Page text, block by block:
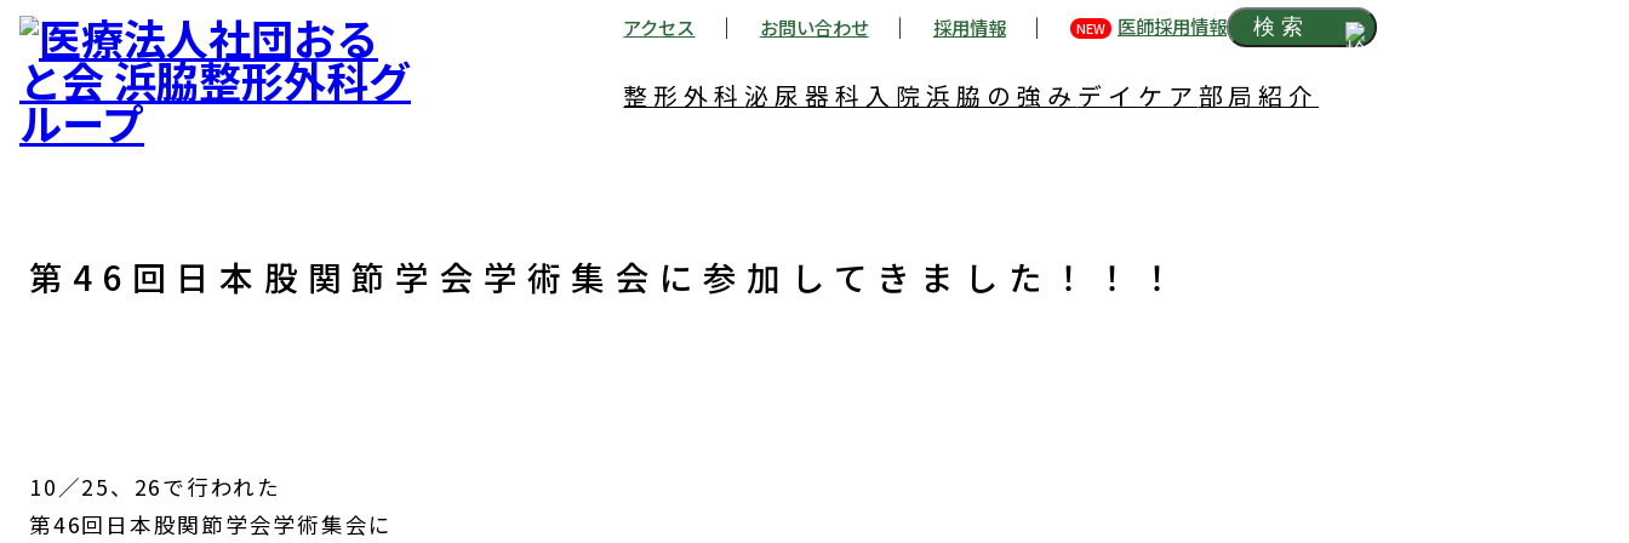
アクセス お問い合わせ 採用情報 NEW 医師採用情報 検索
整形外科 泌尿器科 入院 浜脇の強み デイケア 部局紹介
第46回日本股関節学会学術集会に参加してきました！！！
10／25、26で行われた
第46回日本股関節学会学術集会に